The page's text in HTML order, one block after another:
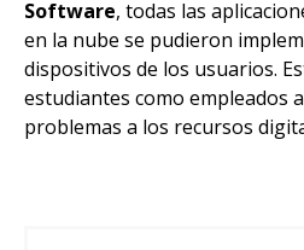
Software, todas las
en la nube se pudieron
dispositivos de los usuarios.
estudiantes como empleados
problemas a los recursos